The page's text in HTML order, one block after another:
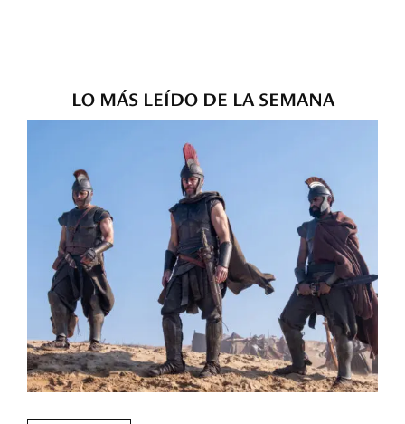
LO MÁS LEÍDO DE LA SEMANA